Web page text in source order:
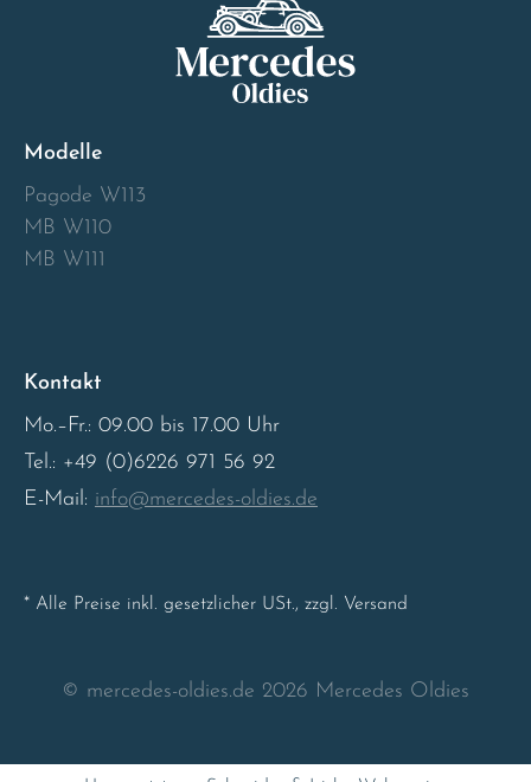
Modelle
Pagode W113
MB W110
MB W111
Kontakt
Mo.–Fr.: 09.00 bis 17.00 Uhr
Tel.: +49 (0)6226 971 56 92
E-Mail: info@mercedes-oldies.de
* Alle Preise inkl. gesetzlicher USt., zzgl. Versand
© mercedes-oldies.de 2026 Mercedes Oldies
Spain